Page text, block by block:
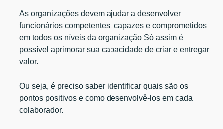
As organizações devem ajudar a desenvolver
funcionários competentes, capazes e comprometidos
em todos os níveis da organização Só assim é
possível aprimorar sua capacidade de criar e entregar
valor.
Ou seja, é preciso saber identificar quais são os
pontos positivos e como desenvolvê-los em cada
colaborador.